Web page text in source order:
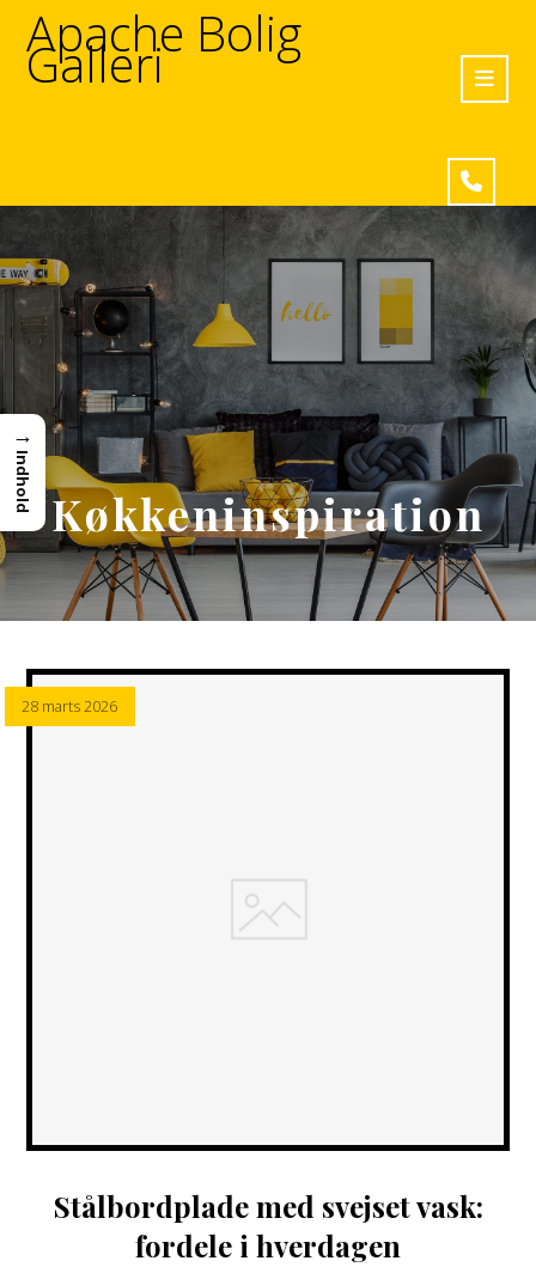
Apache Bolig
Galleri
Køkkeninspiration
Stålbordplade med svejset vask:
fordele i hverdagen
28 marts 2026
→
Indhold